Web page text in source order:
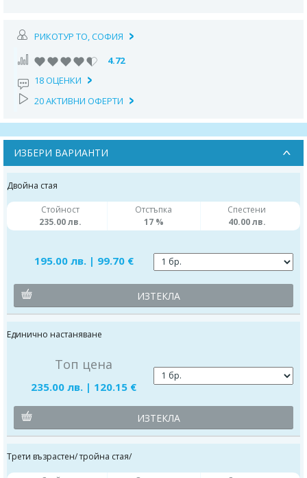
РИКОТУР TO, СОФИЯ
4.72
18 ОЦЕНКИ
20 АКТИВНИ ОФЕРТИ
ИЗБЕРИ ВАРИАНТИ
Двойна стая
Стойност
235.00 лв.
Отстъпка
17 %
Спестени
40.00 лв.
195.00 лв. | 99.70 €
ИЗТЕКЛА
Единично настаняване
Топ цена
235.00 лв. | 120.15 €
ИЗТЕКЛА
Трети възрастен/ тройна стая/